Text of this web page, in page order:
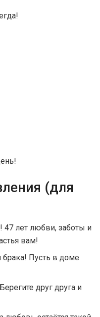
(для
лет любви, заботы и
вам!
Пусть в доме
друг друга и